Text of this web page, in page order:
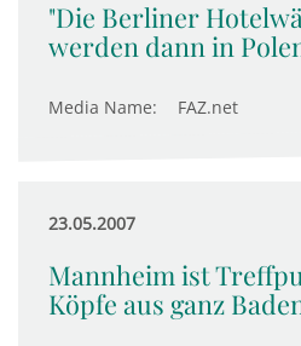
"Die Berliner
werden dann in
Media Name: FAZ.net
23.05.2007
Mannheim ist
Köpfe aus ganz